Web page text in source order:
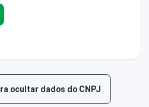
ocultar dados do CNPJ